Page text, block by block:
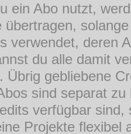
ein Abo nutzt,
übertragen,
verwendet, deren
du alle damit
Übrig gebliebene
sind separat
verfügbar
Projekte